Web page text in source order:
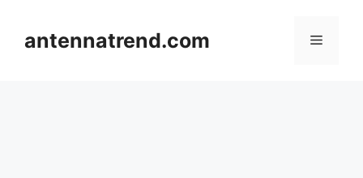
antennatrend.com 메